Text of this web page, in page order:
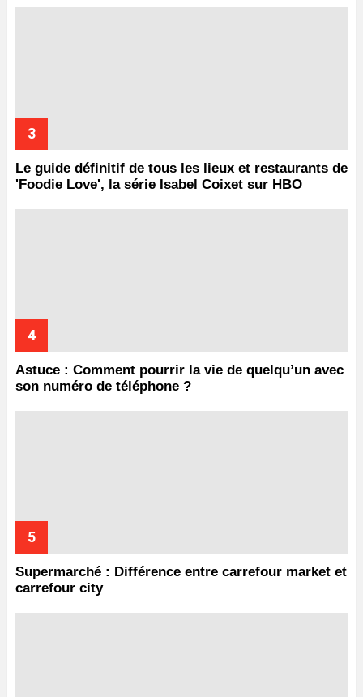
Le guide définitif de tous les lieux et restaurants de
'Foodie Love', la série Isabel Coixet sur HBO
Astuce : Comment pourrir la vie de quelqu’un avec
son numéro de téléphone ?
Supermarché : Différence entre carrefour market et
carrefour city